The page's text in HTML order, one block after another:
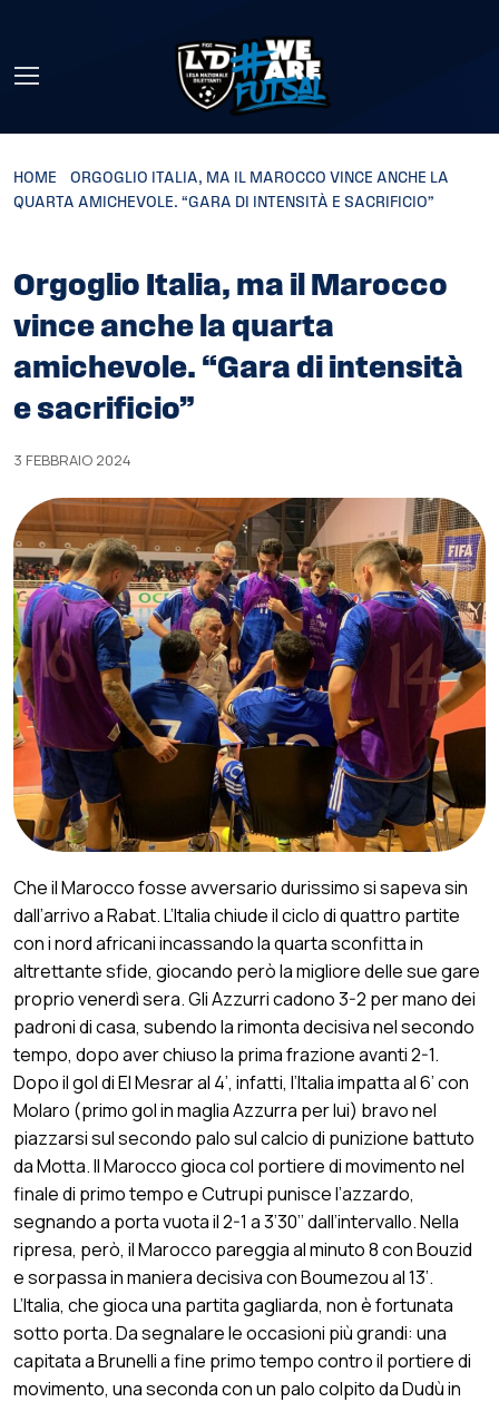
HOME
ORGOGLIO ITALIA, MA IL MAROCCO VINCE ANCHE LA
QUARTA AMICHEVOLE. “GARA DI INTENSITÀ E SACRIFICIO”
Orgoglio Italia, ma il Marocco
vince anche la quarta
amichevole. “Gara di intensità
e sacrificio”
3 FEBBRAIO 2024
Che il Marocco fosse avversario durissimo si sapeva sin
dall’arrivo a Rabat. L’Italia chiude il ciclo di quattro partite
con i nord africani incassando la quarta sconfitta in
altrettante sfide, giocando però la migliore delle sue gare
proprio venerdì sera. Gli Azzurri cadono 3-2 per mano dei
padroni di casa, subendo la rimonta decisiva nel secondo
tempo, dopo aver chiuso la prima frazione avanti 2-1.
Dopo il gol di El Mesrar al 4’, infatti, l’Italia impatta al 6’ con
Molaro (primo gol in maglia Azzurra per lui) bravo nel
piazzarsi sul secondo palo sul calcio di punizione battuto
da Motta. Il Marocco gioca col portiere di movimento nel
finale di primo tempo e Cutrupi punisce l’azzardo,
segnando a porta vuota il 2-1 a 3’30’’ dall’intervallo. Nella
ripresa, però, il Marocco pareggia al minuto 8 con Bouzid
e sorpassa in maniera decisiva con Boumezou al 13’.
L’Italia, che gioca una partita gagliarda, non è fortunata
sotto porta. Da segnalare le occasioni più grandi: una
capitata a Brunelli a fine primo tempo contro il portiere di
movimento, una seconda con un palo colpito da Dudù in